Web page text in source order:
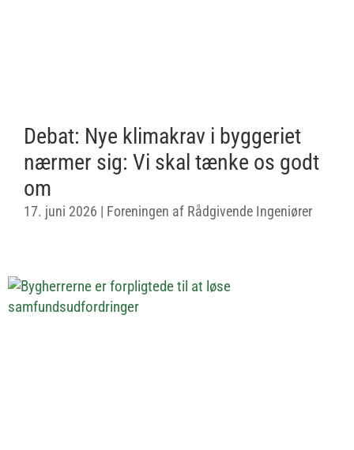
Debat: Nye klimakrav i byggeriet
nærmer sig: Vi skal tænke os godt
om
17. juni 2026 | Foreningen af Rådgivende Ingeniører